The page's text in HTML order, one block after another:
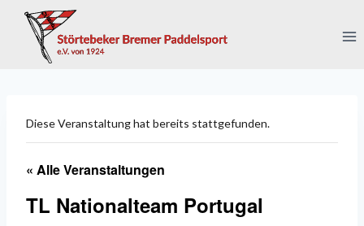
Inhalt
springen
Diese Veranstaltung hat bereits stattgefunden.
« Alle Veranstaltungen
TL Nationalteam Portugal